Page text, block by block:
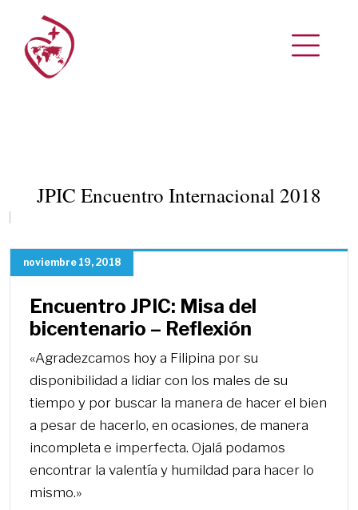
JPIC Encuentro Internacional 2018
noviembre 19, 2018
Encuentro JPIC: Misa del
bicentenario – Reflexión
«Agradezcamos hoy a Filipina por su
disponibilidad a lidiar con los males de su
tiempo y por buscar la manera de hacer el bien
a pesar de hacerlo, en ocasiones, de manera
incompleta e imperfecta. Ojalá podamos
encontrar la valentía y humildad para hacer lo
mismo.»